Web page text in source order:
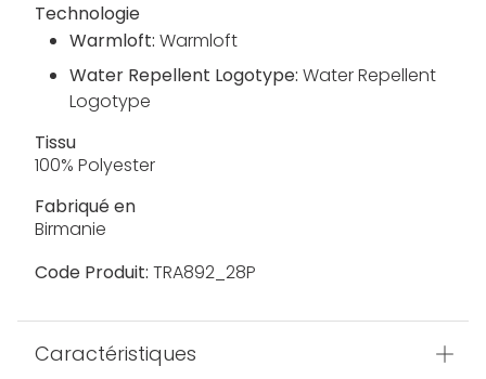
Technologie
Warmloft: Warmloft
Water Repellent Logotype: Water Repellent
Logotype
Tissu
100% Polyester
Fabriqué en
Birmanie
Code Produit: TRA892_28P
Caractéristiques